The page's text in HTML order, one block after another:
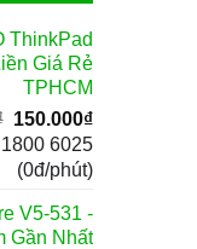
ThinkPad
Giá Rẻ
TPHCM
Giá
gốc
là:
150.000₫Giá
hiện
tại
150.000₫.
6025
(0đ/phút)
V5-531 -
Gần Nhất